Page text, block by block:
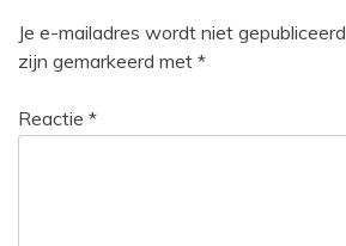
Je e-mailadres wordt niet gepubliceerd.
zijn gemarkeerd met *
Reactie *